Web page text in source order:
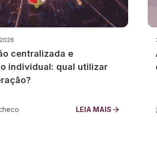
centralizada e
individual: qual utilizar
LEIA MAIS